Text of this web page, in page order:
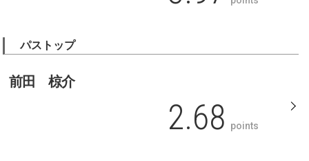
パストップ
前田 椋介
2.68 points